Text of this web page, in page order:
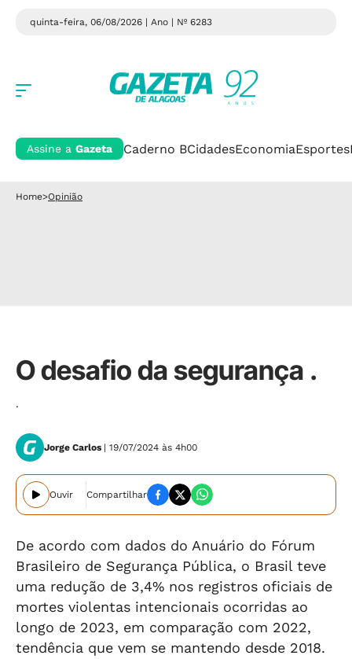
quinta-feira, 06/08/2026 | Ano | Nº 6283
Assine a Gazeta Caderno BCidadesEconomiaEsportes
Home>Opinião
O desafio da segurança .
.
Jorge Carlos | 19/07/2024 às 4h00
Ouvir Compartilhar
De acordo com dados do Anuário do Fórum
Brasileiro de Segurança Pública, o Brasil teve
uma redução de 3,4% nos registros oficiais de
mortes violentas intencionais ocorridas ao
longo de 2023, em comparação com 2022,
tendência que vem se mantendo desde 2018.